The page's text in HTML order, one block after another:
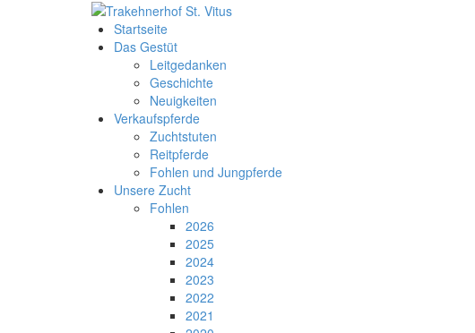
Startseite
Das Gestüt
Leitgedanken
Geschichte
Neuigkeiten
Verkaufspferde
Zuchtstuten
Reitpferde
Fohlen und Jungpferde
Unsere Zucht
Fohlen
2026
2025
2024
2023
2022
2021